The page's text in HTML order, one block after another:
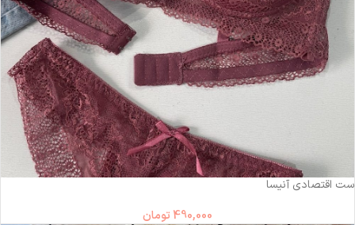
ست اقتصادی آنیسا
490,000 تومان